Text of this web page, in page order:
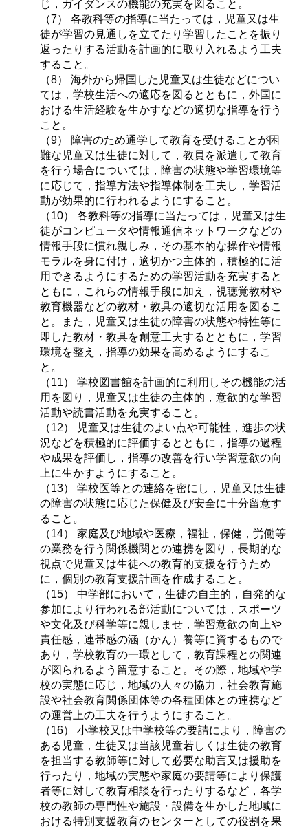
じ，ガイダンスの機能の充実を図ること。
（7） 各教科等の指導に当たっては，児童又は生
徒が学習の見通しを立てたり学習したことを振り
返ったりする活動を計画的に取り入れるよう工夫
すること。
（8） 海外から帰国した児童又は生徒などについ
ては，学校生活への適応を図るとともに，外国に
おける生活経験を生かすなどの適切な指導を行う
こと。
（9） 障害のため通学して教育を受けることが困
難な児童又は生徒に対して，教員を派遣して教育
を行う場合については，障害の状態や学習環境等
に応じて，指導方法や指導体制を工夫し，学習活
動が効果的に行われるようにすること。
（10） 各教科等の指導に当たっては，児童又は生
徒がコンピュータや情報通信ネットワークなどの
情報手段に慣れ親しみ，その基本的な操作や情報
モラルを身に付け，適切かつ主体的，積極的に活
用できるようにするための学習活動を充実すると
ともに，これらの情報手段に加え，視聴覚教材や
教育機器などの教材・教具の適切な活用を図るこ
と。また，児童又は生徒の障害の状態や特性等に
即した教材・教具を創意工夫するとともに，学習
環境を整え，指導の効果を高めるようにするこ
と。
（11） 学校図書館を計画的に利用しその機能の活
用を図り，児童又は生徒の主体的，意欲的な学習
活動や読書活動を充実すること。
（12） 児童又は生徒のよい点や可能性，進歩の状
況などを積極的に評価するとともに，指導の過程
や成果を評価し，指導の改善を行い学習意欲の向
上に生かすようにすること。
（13） 学校医等との連絡を密にし，児童又は生徒
の障害の状態に応じた保健及び安全に十分留意す
ること。
（14） 家庭及び地域や医療，福祉，保健，労働等
の業務を行う関係機関との連携を図り，長期的な
視点で児童又は生徒への教育的支援を行うため
に，個別の教育支援計画を作成すること。
（15） 中学部において，生徒の自主的，自発的な
参加により行われる部活動については，スポーツ
や文化及び科学等に親しませ，学習意欲の向上や
責任感，連帯感の涵（かん）養等に資するもので
あり，学校教育の一環として，教育課程との関連
が図られるよう留意すること。その際，地域や学
校の実態に応じ，地域の人々の協力，社会教育施
設や社会教育関係団体等の各種団体との連携など
の運営上の工夫を行うようにすること。
（16） 小学校又は中学校等の要請により，障害の
ある児童，生徒又は当該児童若しくは生徒の教育
を担当する教師等に対して必要な助言又は援助を
行ったり，地域の実態や家庭の要請等により保護
者等に対して教育相談を行ったりするなど，各学
校の教師の専門性や施設・設備を生かした地域に
おける特別支援教育のセンターとしての役割を果